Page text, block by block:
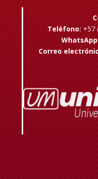
Teléfono: +57
Correo